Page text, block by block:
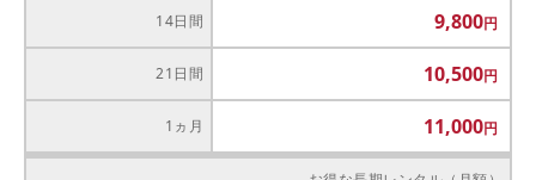
14日間 9,800
21日間 10,500
1ヵ月 11,000